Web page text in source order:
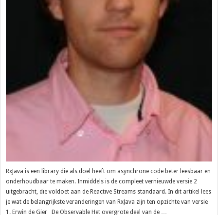
RxJava is een library die als doel heeft om asynchrone code beter leesbaar en
onderhoudbaar te maken. Inmiddels is de compleet vernieuwde versie 2
uitgebracht, die voldoet aan de Reactive Streams standaard. In dit artikel lees
je wat de belangrijkste veranderingen van RxJava zijn ten opzichte van versie
1. Erwin de Gier De Observable Het overgrote deel van de …